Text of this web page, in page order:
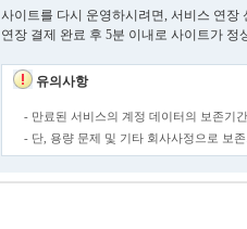
사이트를 다시 운영하시려면, 서비스 연장
연장 결제 완료 후 5분 이내로 사이트가 정
유의사항
- 만료된 서비스의 계정 데이터의 보존기
- 단, 용량 문제 및 기타 회사사정으로 보